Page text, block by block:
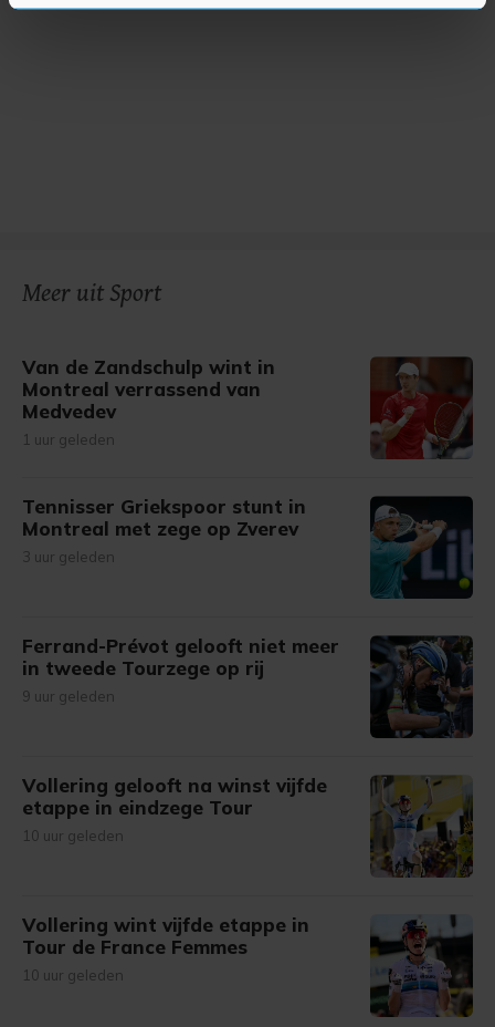
U kunt uw toestemming op elk moment wijzigen of
Meer uit Sport
Van de Zandschulp wint in
Montreal verrassend van
Medvedev
1 uur geleden
Tennisser Griekspoor stunt in
Montreal met zege op Zverev
3 uur geleden
Ferrand-Prévot gelooft niet meer
in tweede Tourzege op rij
9 uur geleden
Vollering gelooft na winst vijfde
etappe in eindzege Tour
10 uur geleden
Vollering wint vijfde etappe in
Tour de France Femmes
10 uur geleden